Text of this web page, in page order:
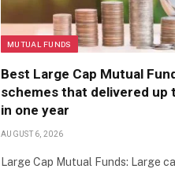
MUTUAL FUNDS
Best Large Cap Mutual
schemes that delivered up
in one year
AUGUST 6, 2026
Large Cap Mutual Funds: Large